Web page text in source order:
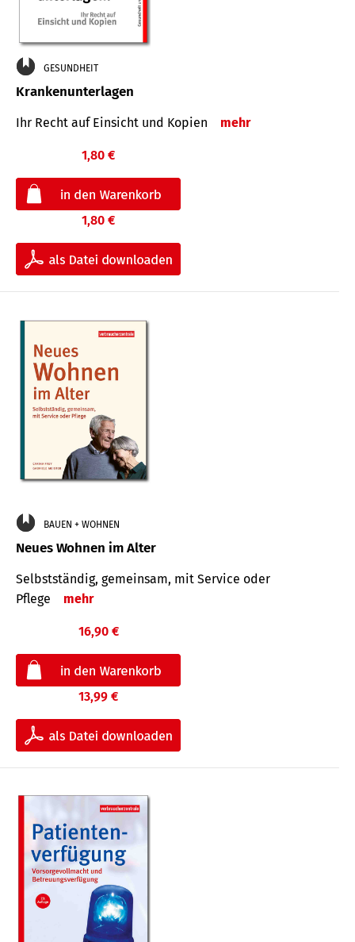
GESUNDHEIT
Krankenunterlagen
Ihr Recht auf Einsicht und Kopien mehr
1,80 €
1,80 €
BAUEN + WOHNEN
Neues Wohnen im Alter
Selbstständig, gemeinsam, mit Service oder
Pflege
mehr
16,90 €
13,99 €